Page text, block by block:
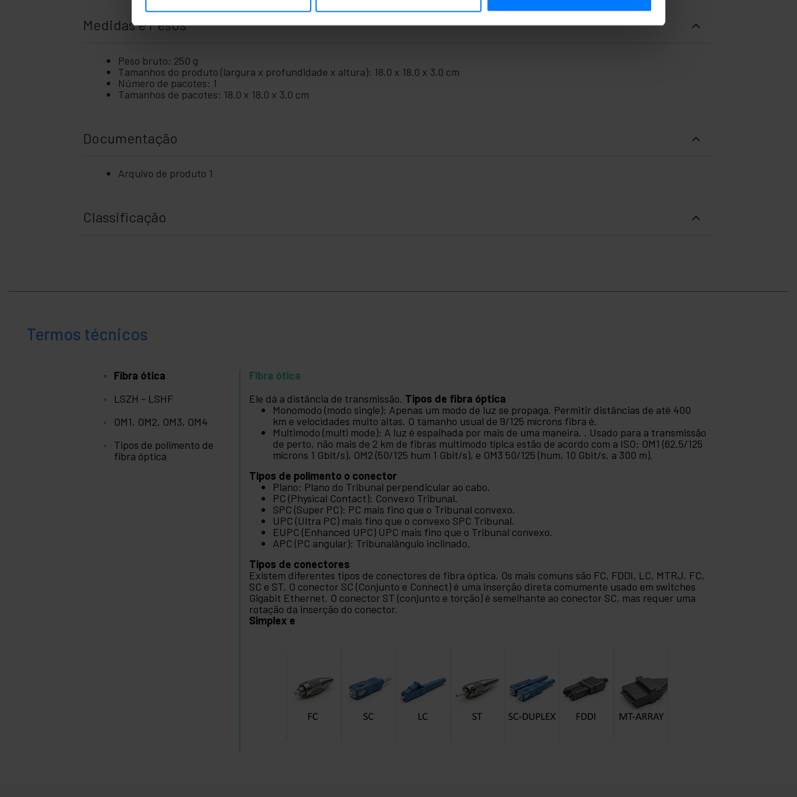
Medidas e Pesos
Peso bruto: 250 g
Tamanhos do produto (largura x profundidade x altura): 18.0 x 18.0 x 3.0 cm
Número de pacotes: 1
Tamanhos de pacotes: 18.0 x 18.0 x 3.0 cm
Documentação
Arquivo de produto 1
Classificação
Termos técnicos
Fibra ótica
LSZH - LSHF
OM1, OM2, OM3, OM4
Tipos de polimento de
fibra óptica
Fibra ótica
Ele dá a distância de transmissão. Tipos de fibra óptica
Monomodo (modo single): Apenas um modo de luz se propaga. Permitir distâncias de até 400
km e velocidades muito altas. O tamanho usual de 9/125 mícrons fibra é.
Multimodo (multi mode): A luz é espalhada por mais de uma maneira. . Usado para a transmissão
de perto, não mais de 2 km de fibras multimodo típica estão de acordo com a ISO: OM1 (62.5/125
mícrons 1 Gbit/s), OM2 (50/125 hum 1 Gbit/s), e OM3 50/125 (hum, 10 Gbit/s, a 300 m).
Tipos de polimento o conector
Plano: Plano do Tribunal perpendicular ao cabo.
PC (Physical Contact): Convexo Tribunal.
SPC (Super PC): PC mais fino que o Tribunal convexo.
UPC (Ultra PC) mais fino que o convexo SPC Tribunal.
EUPC (Enhanced UPC) UPC mais fino que o Tribunal convexo.
APC (PC angular): Tribunalângulo inclinado.
Tipos de conectores
Existem diferentes tipos de conectores de fibra óptica. Os mais comuns são FC, FDDI, LC, MTRJ, FC,
SC e ST. O conector SC (Conjunto e Connect) é uma inserção direta comumente usado em switches
Gigabit Ethernet. O conector ST (conjunto e torção) é semelhante ao conector SC, mas requer uma
rotação da inserção do conector.
Simplex e